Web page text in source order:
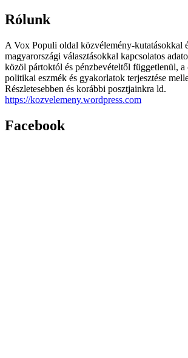
Rólunk
A Vox Populi oldal közvélemény-kutatásokkal
magyarországi választásokkal kapcsolatos
közöl pártoktól és pénzbevételtől függetlenül, a
politikai eszmék és gyakorlatok terjesztése
Részletesebben és korábbi posztjainkra ld.
https://kozvelemeny.wordpress.com
Facebook